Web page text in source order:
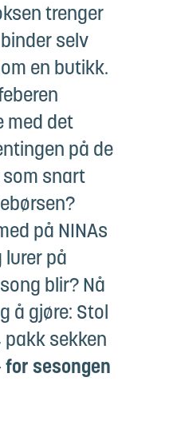
trenger
selv
en butikk.
med det
på de
snart
på NINAs
på
blir? Nå
å gjøre: Stol
sekken
for sesongen